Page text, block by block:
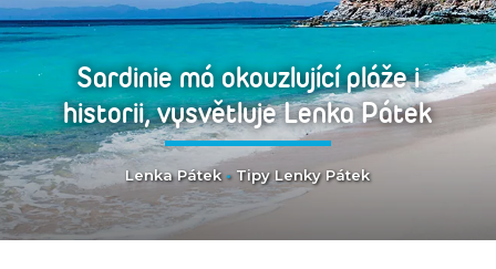
Sardinie má okouzlující pláže i
historii, vysvětluje Lenka Pátek
Lenka Pátek• Tipy Lenky Pátek